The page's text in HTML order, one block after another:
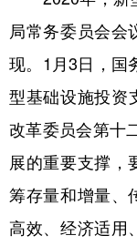
局常务委员会会
现。1月3日，国
型基础设施投资
改革委员会第十
展的重要支撑，
筹存量和增量、
高效、经济适用